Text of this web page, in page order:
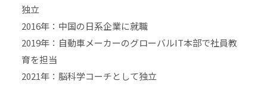
独立
2016年：中国の日系企業に就職
2019年：自動車メーカーのグローバルIT本部で社員教
育を担当
2021年：脳科学コーチとして独立